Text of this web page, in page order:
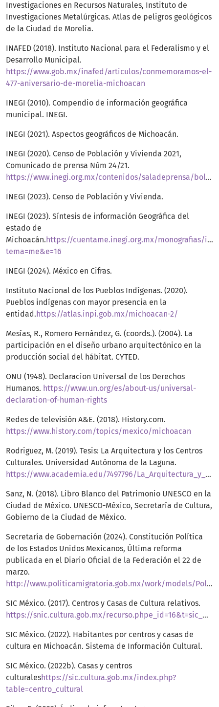
Investigaciones en Recursos Naturales, Instituto de
Investigaciones Metalúrgicas. Atlas de peligros geológicos
de la Ciudad de Morelia.
INAFED (2018). Instituto Nacional para el Federalismo y el
Desarrollo Municipal.
https://www.gob.mx/inafed/articulos/conmemoramos-el-
477-aniversario-de-morelia-michoacan
INEGI (2010). Compendio de información geográfica
municipal. INEGI.
INEGI (2021). Aspectos geográficos de Michoacán.
INEGI (2020). Censo de Población y Vivienda 2021,
Comunicado de prensa Núm 24/21.
https://www.inegi.org.mx/contenidos/saladeprensa/boletines/2021/EstSociodemo/ResultCenso2020_Nal.pdf
INEGI (2023). Censo de Población y Vivienda.
INEGI (2023). Síntesis de información Geográfica del
estado de
Michoacán. https://cuentame.inegi.org.mx/monografias/
tema=me&e=16
INEGI (2024). México en Cifras.
Instituto Nacional de los Pueblos Indígenas. (2020).
Pueblos indígenas con mayor presencia en la
entidad. https://atlas.inpi.gob.mx/michoacan-2/
Mesías, R., Romero Fernández, G. (coords.). (2004). La
participación en el diseño urbano arquitectónico en la
producción social del hábitat. CYTED.
ONU (1948). Declaracion Universal de los Derechos
Humanos. https://www.un.org/es/about-us/universal-
declaration-of-human-rights
Redes de televisión A&E. (2018). History.com.
https://www.history.com/topics/mexico/michoacan
Rodriguez, M. (2019). Tesis: La Arquitectura y los Centros
Culturales. Universidad Autónoma de la Laguna.
https://www.academia.edu/7497796/La_Arquitectura_y_los_centros_cultural
Sanz, N. (2018). Libro Blanco del Patrimonio UNESCO en la
Ciudad de México. UNESCO-México, Secretaría de Cultura,
Gobierno de la Ciudad de México.
Secretaría de Gobernación (2024). Constitución Política
de los Estados Unidos Mexicanos, Última reforma
publicada en el Diario Oficial de la Federación el 22 de
marzo.
http://www.politicamigratoria.gob.mx/work/models/PoliticaMigratoria/CPM/DRII/normateca/nacional/CPEUM.pdf
SIC México. (2017). Centros y Casas de Cultura relativos.
https://snic.cultura.gob.mx/recurso.phpe_id=16&t=sic_municipio&v=r_centro_cultural&ti=m
SIC México. (2022). Habitantes por centros y casas de
cultura en Michoacán. Sistema de Información Cultural.
SIC México. (2022b). Casas y centros
culturaleshttps://sic.cultura.gob.mx/index.php?
table=centro_cultural